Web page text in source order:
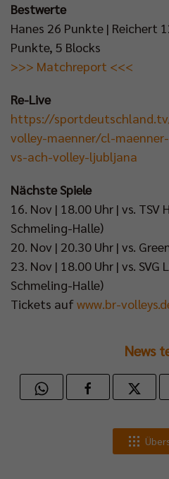
Bestwerte
Hanes 26 Punkte | Reichert
Punkte, 5 Blocks
>>> Matchreport <<<
Re-Live
https://
volley-maenner/cl-
vs-ach-volley-ljubljana
Nächste Spiele
16. Nov | 18.00 Uhr | vs.
Schmeling-Halle)
20. Nov | 20.30 Uhr | vs.
23. Nov | 18.00 Uhr | vs. SVG
Schmeling-Halle)
Tickets auf www.br-
News